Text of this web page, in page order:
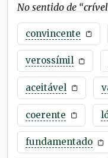
No sentido de “crível
convincente
verossímil
aceitável
coerente
fundamentado